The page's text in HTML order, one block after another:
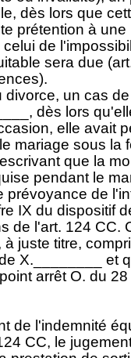
dès lors que
prétention à
de
sera due (
divorce, un cas
dès lors
elle avait
mariage sous la
que la
pendant le
prévoyance de
IX du dispositif
de l'art. 124 CC.
juste titre,
X.________ et
arrêt O. du
de l'indemnité
CC, le